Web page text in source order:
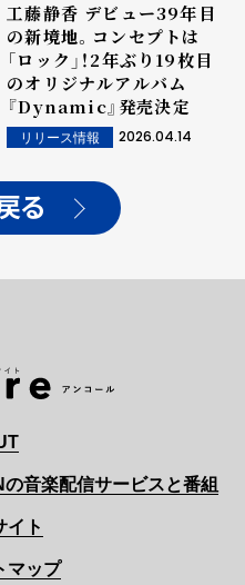
工藤静香 デビュー39年目
の新境地。コンセプトは
「ロック」！2年ぶり19枚目
のオリジナルアルバム
『Dynamic』発売決定
リリース情報 2026.04.14
る
の音楽配信サービスと番組
イト
マップ